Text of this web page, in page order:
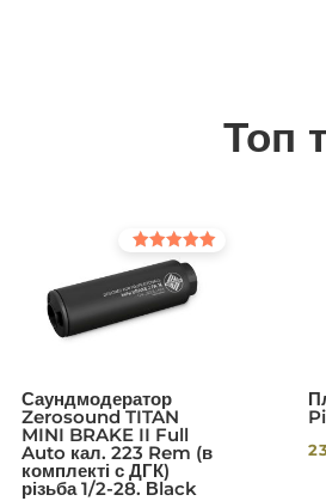
Топ
Саундмодератор
Zerosound TITAN
MINI BRAKE II Full
Auto кал. 223 Rem (в
комплекті с ДГК)
різьба 1/2-28. Вlack
Оцінено в
5.00
з 5